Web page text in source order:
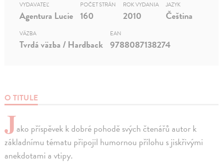
O TITULE
Jako příspěvek k dobré pohodě svých čtenářů autor k
základnímu tématu připojil humornou přílohu s jiskřivými
anekdotami a vtipy.
VYDAVATEĽ
Agentura Lucie
POČET STRÁN
160
ROK VYDANIA
2010
JAZYK
Čeština
VÄZBA
Tvrdá väzba / Hardback
EAN
9788087138274